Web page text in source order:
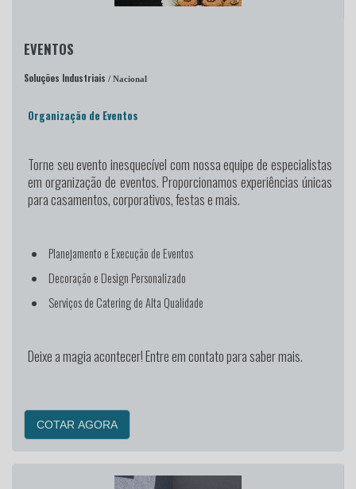
EVENTOS
Soluções Industriais / Nacional
Organização de Eventos
Torne seu evento inesquecível com nossa equipe de especialistas
em organização de eventos. Proporcionamos experiências únicas
para casamentos, corporativos, festas e mais.
Planejamento e Execução de Eventos
Decoração e Design Personalizado
Serviços de Catering de Alta Qualidade
Deixe a magia acontecer! Entre em contato para saber mais.
COTAR AGORA